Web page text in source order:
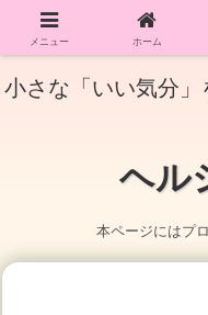
小さな「いい気分
ヘル
本ページにはプ
メニュー ホーム